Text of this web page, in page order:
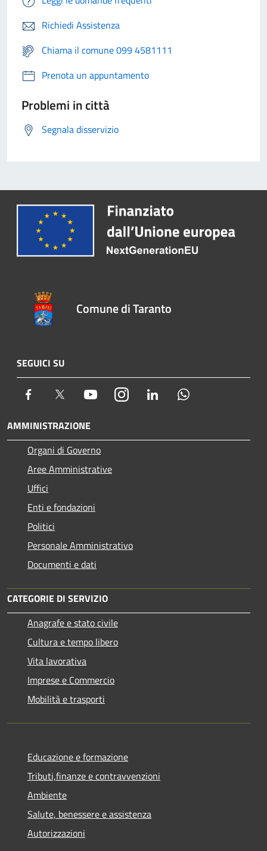
Richiedi Assistenza
Chiama il comune 099 4581111
Prenota un appuntamento
Problemi in città
Segnala disservizio
Comune di Taranto
SEGUICI SU
Facebook Twitter YoutubeInstagram LinkedIn
AMMINISTRAZIONE
Organi di Governo
Aree Amministrative
Uffici
Enti e fondazioni
Politici
Personale Amministrativo
Documenti e dati
CATEGORIE DI SERVIZIO
Anagrafe e stato civile
Cultura e tempo libero
Vita lavorativa
Imprese e Commercio
Mobilità e trasporti
Educazione e formazione
Tributi,finanze e contravvenzioni
Ambiente
Salute, benessere e assistenza
Autorizzazioni